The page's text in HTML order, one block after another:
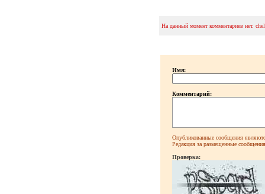
На данный момент комментариев нет.
Имя:
Комментарий:
Опубликованные сообщения
Редакция за размещенные сообщения
Проверка: